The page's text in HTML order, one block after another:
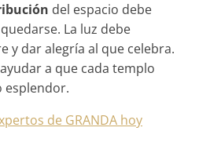
del espacio debe
La luz debe
y dar alegría al que celebra.
a que cada templo
esplendor.
de GRANDA hoy